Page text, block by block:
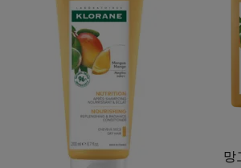
버
터
헤
어
망